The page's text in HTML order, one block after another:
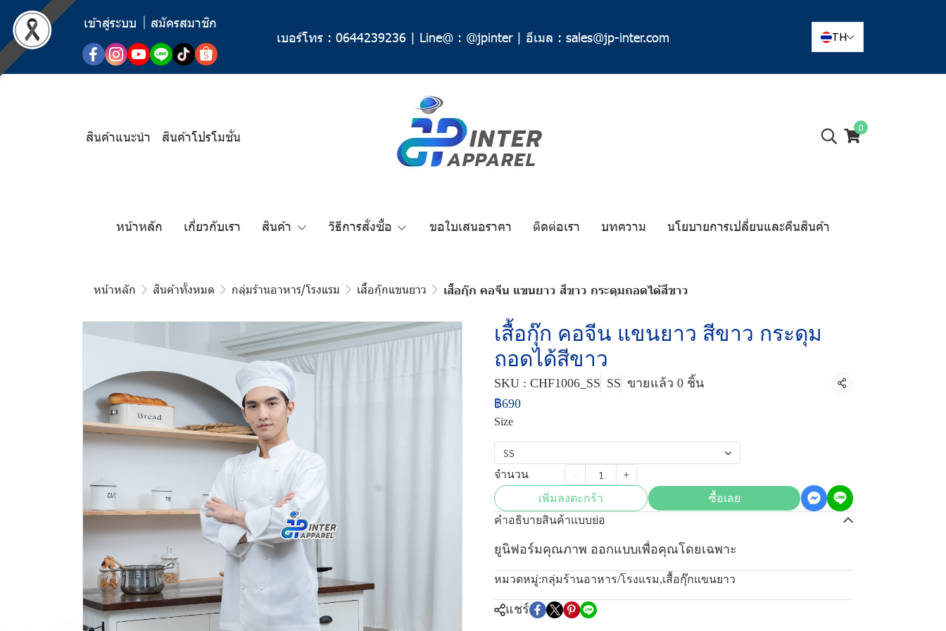
เข้าสู่ระบบ
สมัครสมาชิก
เบอร์โทร : 0644239236 | Line@ : @jpinter| อีเมล : sales@jp-inter.com TH
สินค้าแนะนำ สินค้าโปรโมชั่น
0
หน้าหลัก เกี่ยวกับเรา สินค้า วิธีการสั่งซื้อ ขอใบเสนอราคา ติดต่อเรา บทความ นโยบายการเปลี่ยนและคืนสินค้า
หน้าหลัก สินค้าทั้งหมด กลุ่มร้านอาหาร/โรงแรม เสื้อกุ๊กแขนยาว เสื้อกุ๊ก คอจีน แขนยาว สีขาว กระดุมถอดได้สีขาว
เสื้อกุ๊ก คอจีน แขนยาว สีขาว กระดุม
ถอดได้สีขาว
SKU : CHF1006_SS SS ขายแล้ว 0 ชิ้น แชร์
฿690
Size
SS
จำนวน
เพิ่มลงตะกร้า
ซื้อเลย
คำอธิบายสินค้าแบบย่อ
ยูนิฟอร์มคุณภาพ ออกแบบเพื่อคุณโดยเฉพาะ
หมวดหมู่:กลุ่มร้านอาหาร/โรงแรม,เสื้อกุ๊กแขนยาว
แชร์